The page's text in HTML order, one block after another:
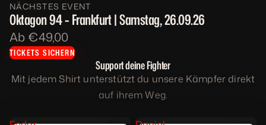
NÄCHSTES EVENT
Oktagon 94 - Frankfurt | Samstag, 26.09.26
Ab €49,00
TICKETS SICHERN
Support deine Fighter
Mit jedem Shirt unterstützt du unsere Kämpfer direkt
auf ihrem Weg.